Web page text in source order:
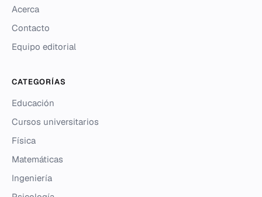
Acerca
Contacto
Equipo editorial
CATEGORÍAS
Educación
Cursos universitarios
Física
Matemáticas
Ingeniería